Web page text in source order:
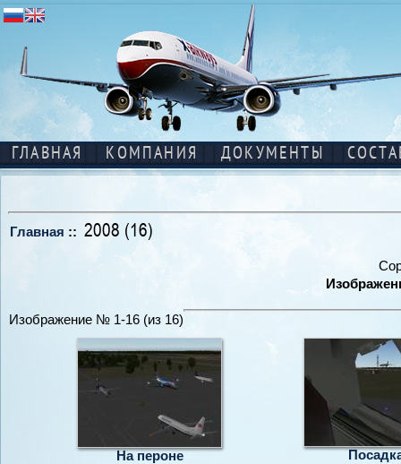
ГЛАВНАЯ КОМПАНИЯ ДОКУМЕНТЫ
Главная :: 2008 (16)
Изображение № 1-16 (из 16)
На пероне